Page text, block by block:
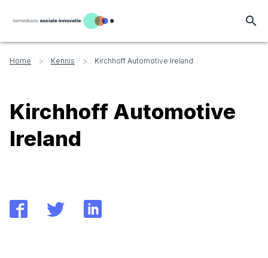
search
Home > Kennis > Kirchhoff Automotive Ireland
Kirchhoff Automotive
Ireland